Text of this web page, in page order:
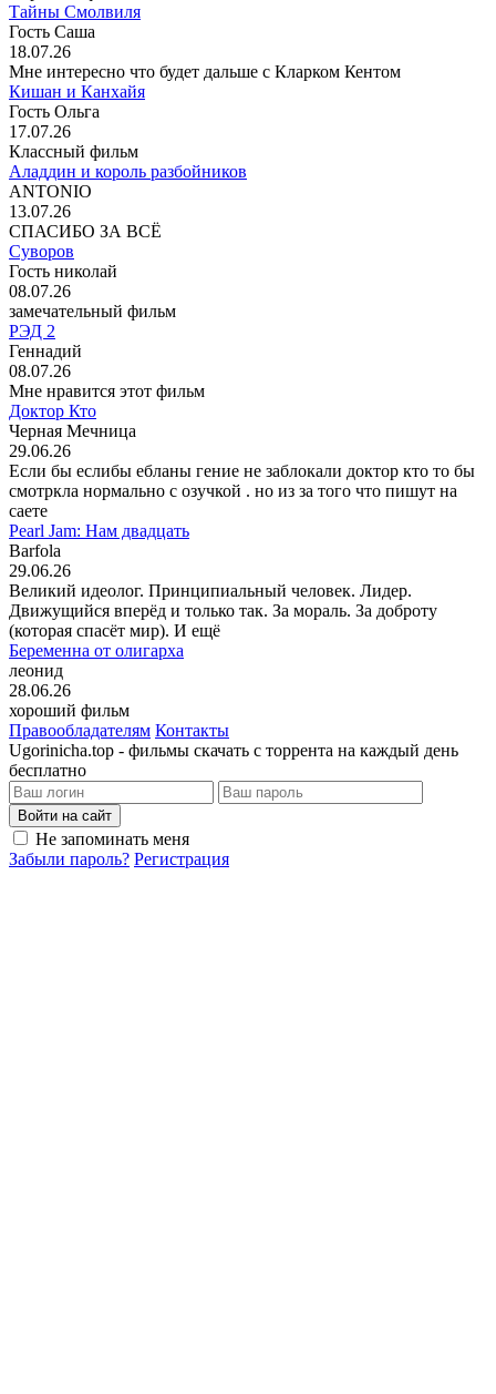
Тайны Смолвиля
Гость Саша
18.07.26
Мне интересно что будет дальше с Кларком Кентом
Кишан и Канхайя
Гость Ольга
17.07.26
Классный фильм
Аладдин и король разбойников
ANTONIO
13.07.26
СПАСИБО ЗА ВСЁ
Суворов
Гость николай
08.07.26
замечательный фильм
РЭД 2
Геннадий
08.07.26
Мне нравится этот фильм
Доктор Кто
Черная Мечница
29.06.26
Если бы еслибы ебланы гение не заблокали доктор кто то бы
смотркла нормально с озучкой . но из за того что пишут на
саете
Pearl Jam: Нам двадцать
Barfola
29.06.26
Великий идеолог. Принципиальный человек. Лидер.
Движущийся вперёд и только так. За мораль. За доброту
(которая спасёт мир). И ещё
Беременна от олигарха
леонид
28.06.26
хороший фильм
Правообладателям Контакты
Ugorinicha.top - фильмы скачать с торрента на каждый день
бесплатно
Войти на сайт
Не запоминать меня
Забыли пароль? Регистрация